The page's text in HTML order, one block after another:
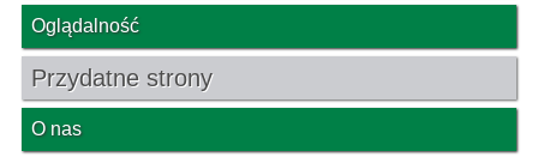
Oglądalność
Przydatne strony
O nas